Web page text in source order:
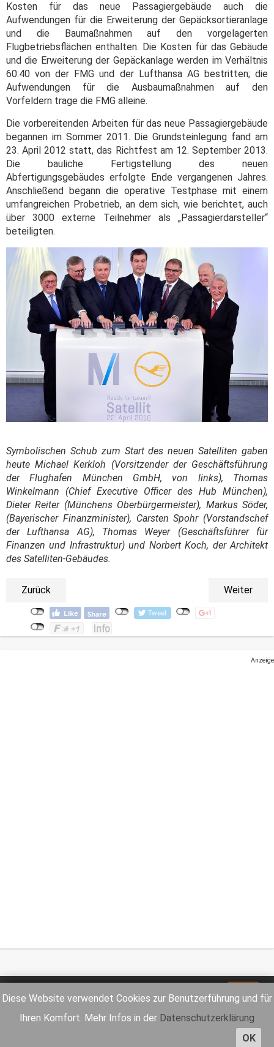
Diese Website verwendet Cookies zur Benutzerführung und für
Ihren Komfort. Mehr Infos in der Datenschutzerklärung
OK
Kosten für das neue Passagiergebäude auch die
Aufwendungen für die Erweiterung der Gepäcksortieranlage
und die Baumaßnahmen auf den vorgelagerten
Flugbetriebsflächen enthalten. Die Kosten für das Gebäude
und die Erweiterung der Gepäckanlage werden im Verhältnis
60:40 von der FMG und der Lufthansa AG bestritten; die
Aufwendungen für die Ausbaumaßnahmen auf den
Vorfeldern trage die FMG alleine.
Die vorbereitenden Arbeiten für das neue Passagiergebäude
begannen im Sommer 2011. Die Grundsteinlegung fand am
23. April 2012 statt, das Richtfest am 12. September 2013.
Die bauliche Fertigstellung des neuen
Abfertigungsgebäudes erfolgte Ende vergangenen Jahres.
Anschließend begann die operative Testphase mit einem
umfangreichen Probetrieb, an dem sich, wie berichtet, auch
über 3000 externe Teilnehmer als „Passagierdarsteller“
beteiligten.
Symbolischen Schub zum Start des neuen Satelliten gaben
heute Michael Kerkloh (Vorsitzender der Geschäftsführung
der Flughafen München GmbH, von links), Thomas
Winkelmann (Chief Executive Officer des Hub München),
Dieter Reiter (Münchens Oberbürgermeister), Markus Söder,
(Bayerischer Finanzminister), Carsten Spohr (Vorstandschef
der Lufthansa AG), Thomas Weyer (Geschäftsführer für
Finanzen und Infrastruktur) und Norbert Koch, der Architekt
des Satelliten-Gebäudes.
Zurück Weiter
Anzeige